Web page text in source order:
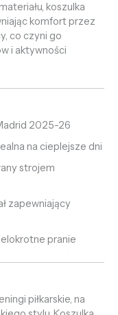
koszulka
komfort przez
co czyni go
i aktywności
2025-26
na cieplejsze dni
strojem
zapewniający
pranie
piłkarskie, na